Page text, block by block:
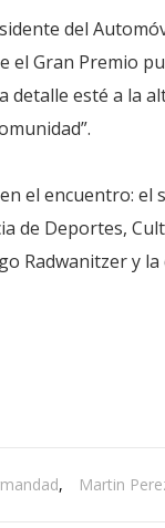
del
el Gran Premio
detalle esté a la
el encuentro: el
de Deportes,
Radwanitzer y
, Martin